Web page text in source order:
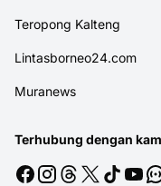
Teropong Kalteng
Lintasborneo24.com
Muranews
Terhubung dengan